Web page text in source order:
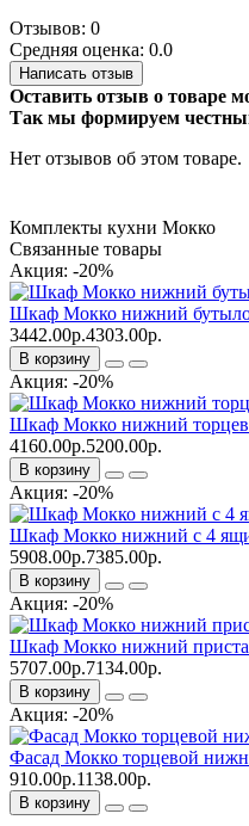
Отзывов: 0
Средняя оценка: 0.0
Написать отзыв
Оставить отзыв о товаре
Так мы формируем
Нет отзывов об этом товаре.
Комплекты кухни Мокко
Связанные товары
Акция: -20%
Шкаф Мокко нижний
3442.00р.4303.00р.
В корзину
Акция: -20%
Шкаф Мокко нижний
4160.00р.5200.00р.
В корзину
Акция: -20%
Шкаф Мокко нижний с 4
5908.00р.7385.00р.
В корзину
Акция: -20%
Шкаф Мокко нижний
5707.00р.7134.00р.
В корзину
Акция: -20%
Фасад Мокко торцевой
910.00р.1138.00р.
В корзину